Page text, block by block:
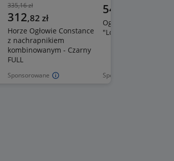
Sponsorowane
335,16 zł
312,82 zł
Horze Ogłowie Constance
z nachrapnikiem
kombinowanym - Czarny
FULL
Sponsorowane
543
Ogłowie Kavalkade
"Lorenz" - Czarny COB